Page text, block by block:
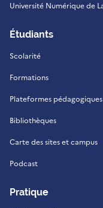
Université Numérique de
Étudiants
Scolarité
Formations
Plateformes pédagogiques
Bibliothèques
Carte des sites et campus
Podcast
Pratique